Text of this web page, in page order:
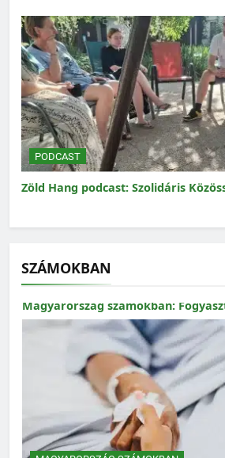
Szolidáris Közösségek
SZÁMOKBAN
MAGYARORSZÁG SZÁMOKBAN
Magyarország számokban: a nők
közéletben
MAGYARORSZÁG SZÁMOKBAN
Magyarország számokban: